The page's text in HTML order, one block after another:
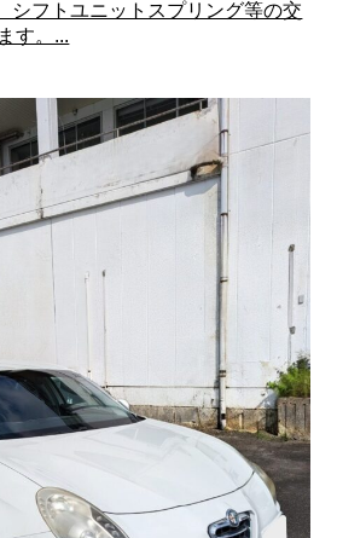
フトユニットスプリング等の交
す。...